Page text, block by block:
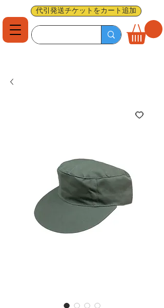
代引発送チケットをカート追加